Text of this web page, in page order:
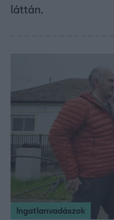
láttán.
Ingatlanvadászok